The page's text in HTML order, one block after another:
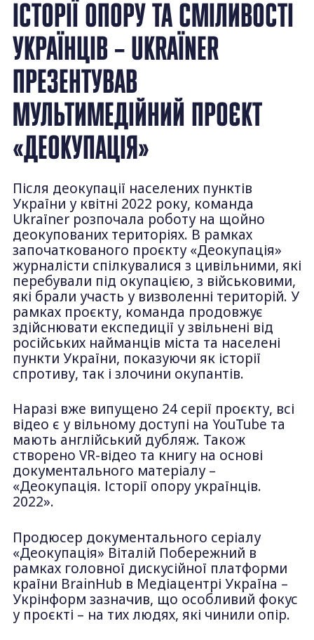
ІСТОРІЇ ОПОРУ ТА СМІЛИВОСТІ
УКРАЇНЦІВ – UKRAЇNER
ПРЕЗЕНТУВАВ
МУЛЬТИМЕДІЙНИЙ ПРОЄКТ
«ДЕОКУПАЦІЯ»
Після деокупації населених пунктів
України у квітні 2022 року, команда
Ukraїner розпочала роботу на щойно
деокупованих територіях. В рамках
започаткованого проєкту «Деокупація»
журналісти спілкувалися з цивільними, які
перебували під окупацією, з військовими,
які брали участь у визволенні територій. У
рамках проєкту, команда продовжує
здійснювати експедиції у звільнені від
російських найманців міста та населені
пункти України, показуючи як історії
спротиву, так і злочини окупантів.
Наразі вже випущено 24 серії проєкту, всі
відео є у вільному доступі на YouTube та
мають англійський дубляж. Також
створено VR-відео та книгу на основі
документального матеріалу –
«Деокупація. Історії опору українців.
2022».
Продюсер документального серіалу
«Деокупація» Віталій Побережний в
рамках головної дискусійної платформи
країни BrainHub в Медіацентрі Україна –
Укрінформ зазначив, що особливий фокус
у проєкті – на тих людях, які чинили опір.